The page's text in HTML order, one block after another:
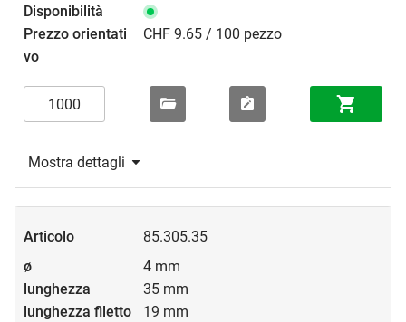
CHF 9.65 / 100 pezzo
Mostra dettagli
85.305.35
4 mm
35 mm
19 mm